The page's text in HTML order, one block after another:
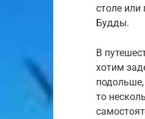
столе
Будды.
В
хотим
то